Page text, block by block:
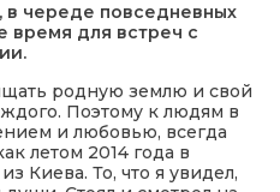
в череде повседневных
время для встреч с
родную землю и свой
Поэтому к людям в
и любовью, всегда
летом 2014 года в
Киева. То, что я увидел,